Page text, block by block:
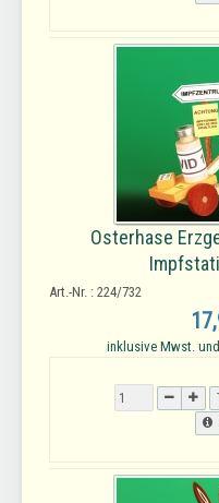
Osterhase
Art.-Nr. : 224/732
inklusive Mwst.